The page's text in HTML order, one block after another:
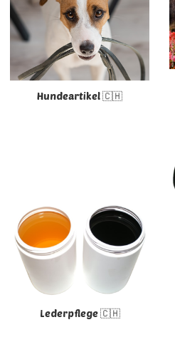
Hundeartikel 🇨🇭
Lederpflege 🇨🇭